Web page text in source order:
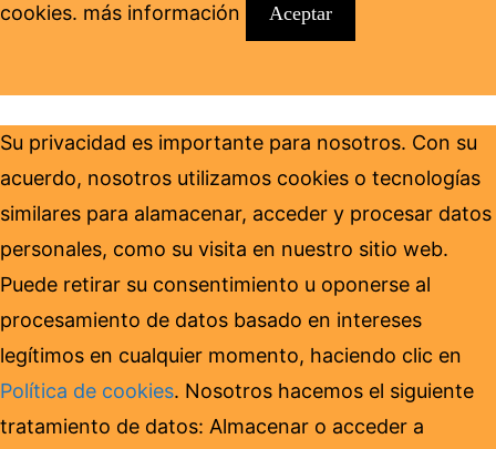
cookies. más información Aceptar
Su privacidad es importante para nosotros. Con su
acuerdo, nosotros utilizamos cookies o tecnologías
similares para alamacenar, acceder y procesar datos
personales, como su visita en nuestro sitio web.
Puede retirar su consentimiento u oponerse al
procesamiento de datos basado en intereses
legítimos en cualquier momento, haciendo clic en
Política de cookies. Nosotros hacemos el siguiente
tratamiento de datos: Almacenar o acceder a